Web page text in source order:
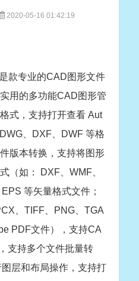
2020-05-16 01:42:19
款专业的CAD图形文件
用的多功能CAD图形管
式，支持打开查看 Aut
、DXF、DWF 等格
版本转换，支持将图形
（如： DXF、WMF、
等矢量格式文件；
、TIFF、PNG、TGA
PDF文件），支持CA
支持多个文件批量转
层和布局操作，支持打